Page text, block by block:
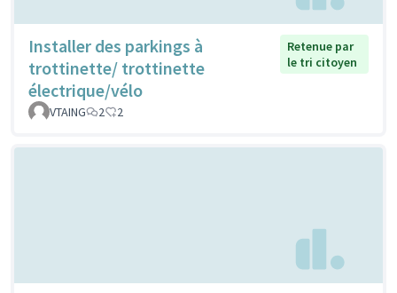
Installer des parkings à
trottinette/ trottinette
électrique/vélo
Retenue par
le tri citoyen
VTAING 2 2